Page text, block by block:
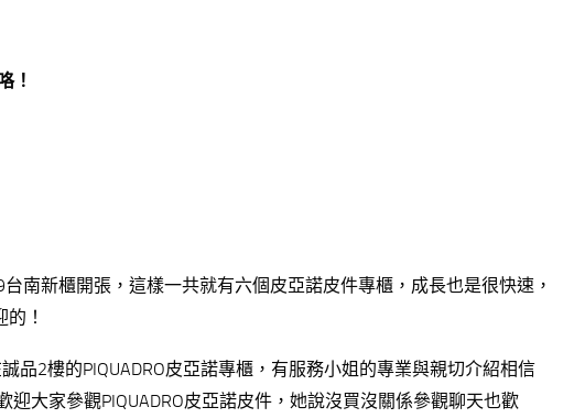
！
南新櫃開張，這樣一共就有六個皮亞諾皮件專櫃，成長也是很快速，
！
品2樓的PIQUADRO皮亞諾專櫃，有服務小姐的專業與親切介紹相信
大家參觀PIQUADRO皮亞諾皮件，她說沒買沒關係參觀聊天也歡